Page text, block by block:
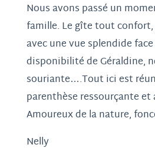
Nous avons passé un
famille. Le gîte tout
avec une vue splendide
disponibilité de Géraldine,
souriante….Tout ici est
parenthèse ressourçante et
Amoureux de la nature,
Nelly